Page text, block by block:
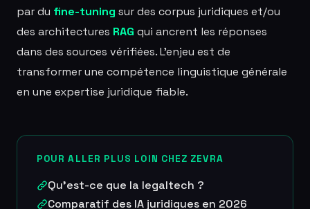
par du fine-tuning sur des corpus juridiques et/ou
des architectures RAG qui ancrent les réponses
dans des sources vérifiées. L'enjeu est de
transformer une compétence linguistique générale
en une expertise juridique fiable.
POUR ALLER PLUS LOIN CHEZ ZEVRA
Qu'est-ce que la legaltech ?
Comparatif des IA juridiques en 2026